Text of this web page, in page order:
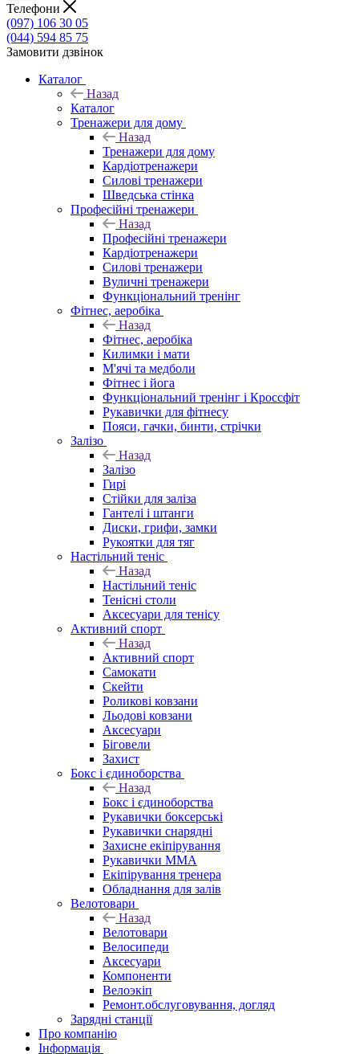
Телефони
(097) 106 30 05
(044) 594 85 75
Замовити дзвінок
Каталог
Назад
Каталог
Тренажери для дому
Назад
Тренажери для дому
Кардіотренажери
Силові тренажери
Шведська стінка
Професійні тренажери
Назад
Професійні тренажери
Кардіотренажери
Силові тренажери
Вуличні тренажери
Функціональний тренінг
Фітнес, аеробіка
Назад
Фітнес, аеробіка
Килимки і мати
М'ячі та медболи
Фітнес і йога
Функціональний тренінг і Кроссфіт
Рукавички для фітнесу
Пояси, гачки, бинти, стрічки
Залізо
Назад
Залізо
Гирі
Стійки для заліза
Гантелі і штанги
Диски, грифи, замки
Рукоятки для тяг
Настільний теніс
Назад
Настільний теніс
Тенісні столи
Аксесуари для тенісу
Активний спорт
Назад
Активний спорт
Самокати
Скейти
Роликові ковзани
Льодові ковзани
Аксесуари
Біговели
Захист
Бокс і єдиноборства
Назад
Бокс і єдиноборства
Рукавички боксерські
Рукавички снарядні
Захисне екіпірування
Рукавички ММА
Екіпірування тренера
Обладнання для залів
Велотовари
Назад
Велотовари
Велосипеди
Аксесуари
Компоненти
Велоэкіп
Ремонт.обслуговування, догляд
Зарядні станції
Про компанію
Інформація